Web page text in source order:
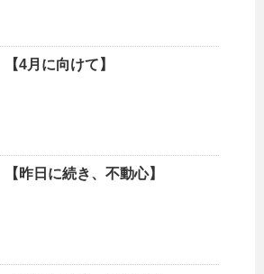
【4月に向けて】
【昨日に続き、不動心】